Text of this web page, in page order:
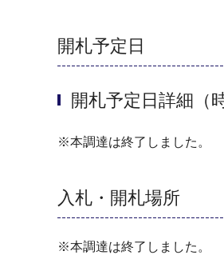
開札予定日
開札予定日詳細（
※本調達は終了しました。
入札・開札場所
※本調達は終了しました。